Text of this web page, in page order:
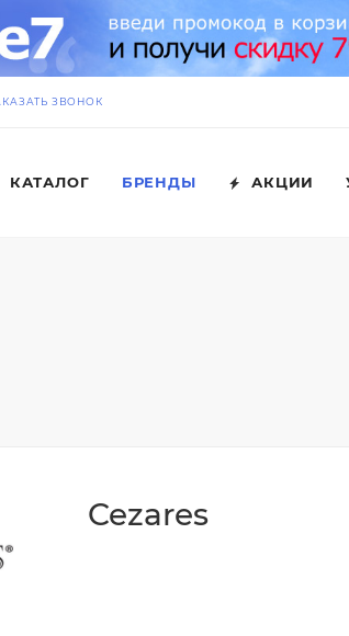
ЗВОНОК
КАТАЛОГ БРЕНДЫ АКЦИИ
Cezares